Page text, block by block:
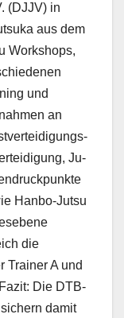
(DJJV) in
aus dem
Workshops,
und
an
Ju-
Hanbo-Jutsu
die
Trainer A und
Die DTB-
damit